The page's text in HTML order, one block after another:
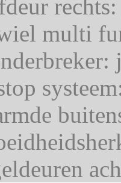
rechts:
multi